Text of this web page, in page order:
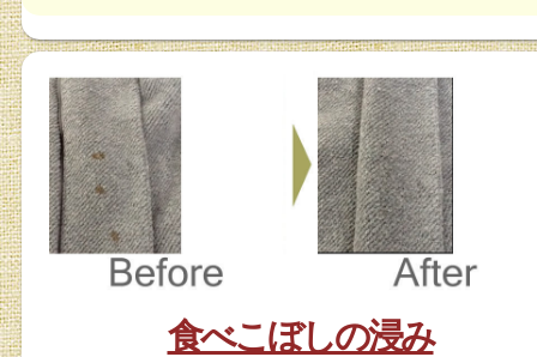
食べこぼしの浸み